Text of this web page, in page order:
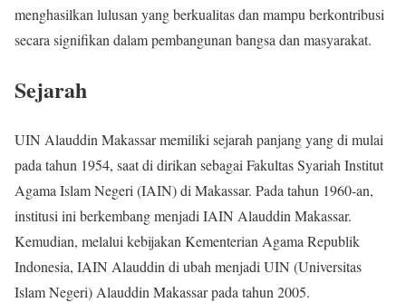
menghasilkan lulusan yang berkualitas dan mampu berkontribusi
secara signifikan dalam pembangunan bangsa dan masyarakat.
Sejarah
UIN Alauddin Makassar memiliki sejarah panjang yang di mulai
pada tahun 1954, saat di dirikan sebagai Fakultas Syariah Institut
Agama Islam Negeri (IAIN) di Makassar. Pada tahun 1960-an,
institusi ini berkembang menjadi IAIN Alauddin Makassar.
Kemudian, melalui kebijakan Kementerian Agama Republik
Indonesia, IAIN Alauddin di ubah menjadi UIN (Universitas
Islam Negeri) Alauddin Makassar pada tahun 2005.